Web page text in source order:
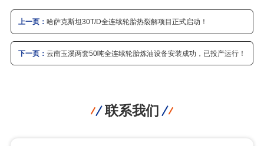
上一页： 哈萨克斯坦30T/D全连续轮胎热裂解项目正式启动！
下一页： 云南玉溪两套50吨全连续轮胎炼油设备安装成功，已投产运行！
联系我们